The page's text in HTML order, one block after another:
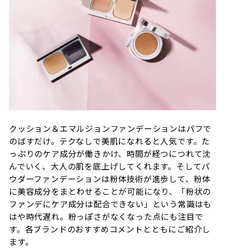
クッション＆エマルジョンファンデーションはパフで
のばすだけ。テクなしで美肌になれると人気です。た
っぷりのケア成分が働きかけ、時間が経つにつれて沈
んでいく、大人の肌を底上げしてくれます。そしてパ
ウダーファンデーションは粉体技術が進歩して、粉体
に美容成分をまとわせることが可能になり、「粉状の
ファンデにケア成分は配合できない」という常識はも
はや時代遅れ。粉っぽさがなくなった点にも注目で
す。各ブランドのおすすめコメントとともにご紹介し
ます。